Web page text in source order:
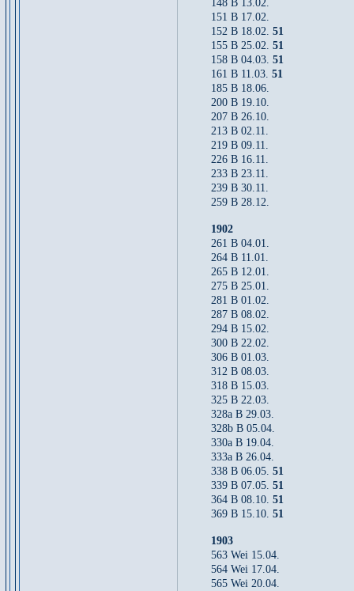
148 B 13.02.
151 B 17.02.
152 B 18.02. 51
155 B 25.02. 51
158 B 04.03. 51
161 B 11.03. 51
185 B 18.06.
200 B 19.10.
207 B 26.10.
213 B 02.11.
219 B 09.11.
226 B 16.11.
233 B 23.11.
239 B 30.11.
259 B 28.12.
1902
261 B 04.01.
264 B 11.01.
265 B 12.01.
275 B 25.01.
281 B 01.02.
287 B 08.02.
294 B 15.02.
300 B 22.02.
306 B 01.03.
312 B 08.03.
318 B 15.03.
325 B 22.03.
328a B 29.03.
328b B 05.04.
330a B 19.04.
333a B 26.04.
338 B 06.05. 51
339 B 07.05. 51
364 B 08.10. 51
369 B 15.10. 51
1903
563 Wei 15.04.
564 Wei 17.04.
565 Wei 20.04.